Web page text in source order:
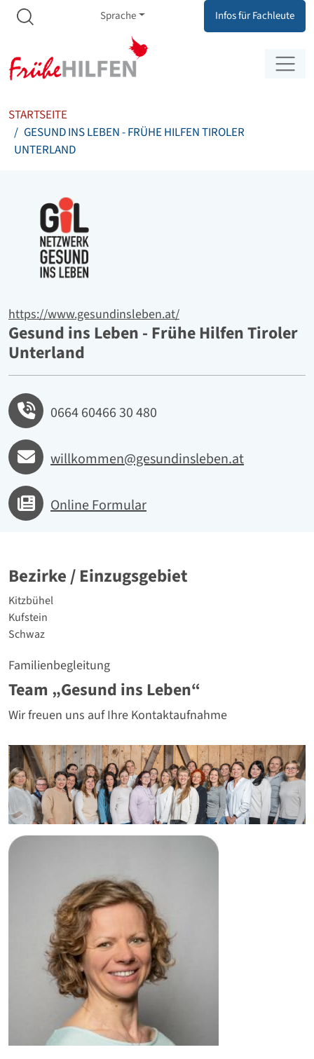
Zum Inhalt springen
Zur Navigation springen
Meta Navigation
Sprache Infos für Fachleute
STARTSEITE
GESUND INS LEBEN - FRÜHE HILFEN TIROLER
UNTERLAND
Website
https://www.gesundinsleben.at/
Gesund ins Leben - Frühe Hilfen Tiroler
Unterland
Telefon 0664 60466 30 480
E-mail willkommen@gesundinsleben.at
Online Formular
Bezirke / Einzugsgebiet
politische Bezirke
Kitzbühel
Kufstein
Schwaz
Familienbegleitung
Team „Gesund ins Leben“
Wir freuen uns auf Ihre Kontaktaufnahme
Teambild